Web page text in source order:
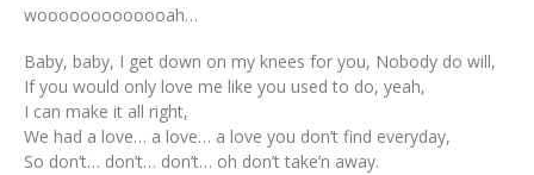
wooooooooooooah…
Baby, baby, I get down on my knees for you, Nobody do will,
If you would only love me like you used to do, yeah,
I can make it all right,
We had a love… a love… a love you don’t find everyday,
So don’t… don’t… don’t… oh don’t take’n away.